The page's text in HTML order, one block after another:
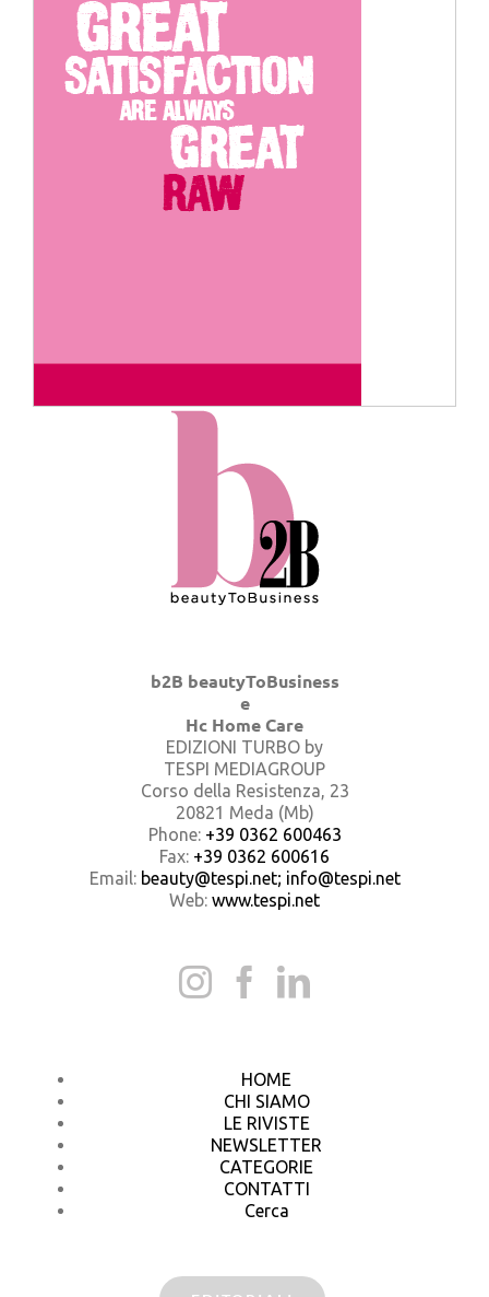
b2B beautyToBusiness
e
Hc Home Care
EDIZIONI TURBO by
TESPI MEDIAGROUP
Corso della Resistenza, 23
20821 Meda (Mb)
Phone: +39 0362 600463
Fax: +39 0362 600616
Email: beauty@tespi.net; info@tespi.net
Web: www.tespi.net
HOME
CHI SIAMO
LE RIVISTE
NEWSLETTER
CATEGORIE
CONTATTI
Cerca